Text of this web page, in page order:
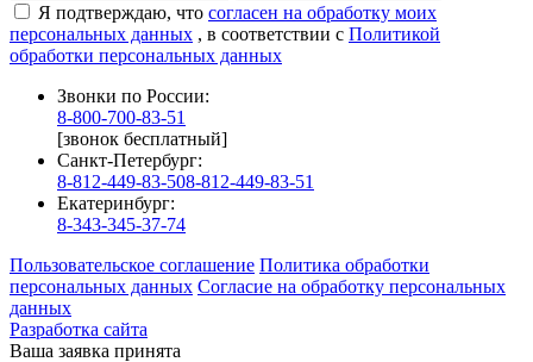
Я подтверждаю, что согласен на обработку моих
персональных данных , в соответствии с Политикой
обработки персональных данных
Звонки по России:
8-800-700-83-51
[звонок бесплатный]
Санкт-Петербург:
8-812-449-83-508-812-449-83-51
Екатеринбург:
8-343-345-37-74
Пользовательское соглашение Политика обработки
персональных данных Согласие на обработку персональных
данных
Разработка сайта
Ваша заявка принята